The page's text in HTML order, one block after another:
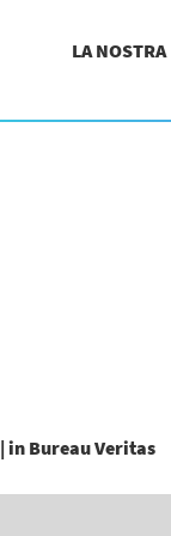
LA
| in Bureau Veritas